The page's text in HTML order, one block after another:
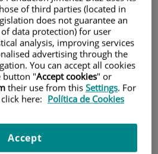
internet en la web de la UAM, más
que te llevará a la aplicación donde
vídeo te explicamos cómo debes
pasos. Si tiene alguna duda también
primeros pasos .
of third parties (located in
does not guarantee an
data protection) for user
analysis, improving services
advertising through the
You can accept all cookies
button "Accept cookies" or
their use from this Settings. For
here: Política de Cookies
Accept